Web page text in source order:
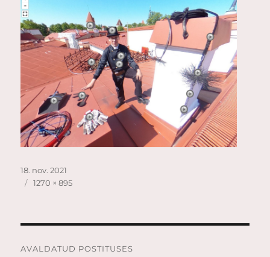
Postitatud
18. nov. 2021
Täissuurus
1270 × 895
AVALDATUD POSTITUSES